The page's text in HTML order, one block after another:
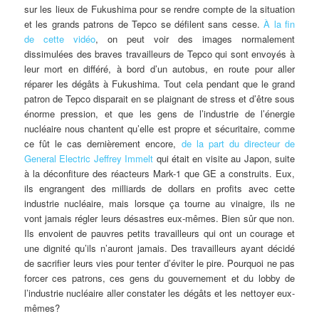
sur les lieux de Fukushima pour se rendre compte de la situation
et les grands patrons de Tepco se défilent sans cesse.À la fin
de cette vidéo, on peut voir des images normalement
dissimulées des braves travailleurs de Tepco qui sont envoyés à
leur mort en différé, à bord d’un autobus, en route pour aller
réparer les dégâts à Fukushima. Tout cela pendant que le grand
patron de Tepco disparait en se plaignant de stress et d’être sous
énorme pression, et que les gens de l’industrie de l’énergie
nucléaire nous chantent qu’elle est propre et sécuritaire, comme
ce fût le cas dernièrement encore, de la part du directeur de
General Electric Jeffrey Immelt qui était en visite au Japon, suite
à la déconfiture des réacteurs Mark-1 que GE a construits. Eux,
ils engrangent des milliards de dollars en profits avec cette
industrie nucléaire, mais lorsque ça tourne au vinaigre, ils ne
vont jamais régler leurs désastres eux-mêmes. Bien sûr que non.
Ils envoient de pauvres petits travailleurs qui ont un courage et
une dignité qu’ils n’auront jamais. Des travailleurs ayant décidé
de sacrifier leurs vies pour tenter d’éviter le pire. Pourquoi ne pas
forcer ces patrons, ces gens du gouvernement et du lobby de
l’industrie nucléaire aller constater les dégâts et les nettoyer eux-
mêmes?